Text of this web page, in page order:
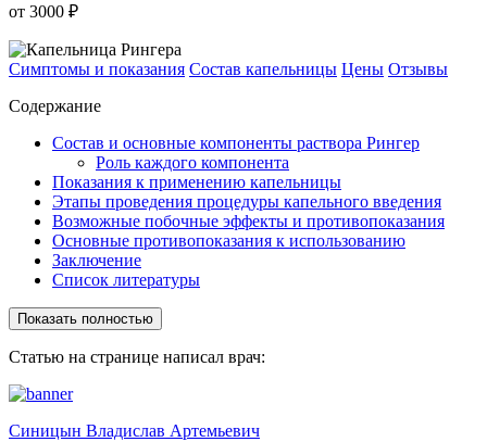
от 3000 ₽
Симптомы и показания Состав капельницы Цены Отзывы
Содержание
Состав и основные компоненты раствора Рингер
Роль каждого компонента
Показания к применению капельницы
Этапы проведения процедуры капельного введения
Возможные побочные эффекты и противопоказания
Основные противопоказания к использованию
Заключение
Список литературы
Показать полностью
Статью на странице написал врач:
Синицын Владислав Артемьевич